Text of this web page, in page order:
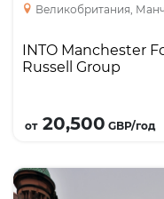
Великобритания,
INTO Manchester
Russell Group
от20,500 GBP/год